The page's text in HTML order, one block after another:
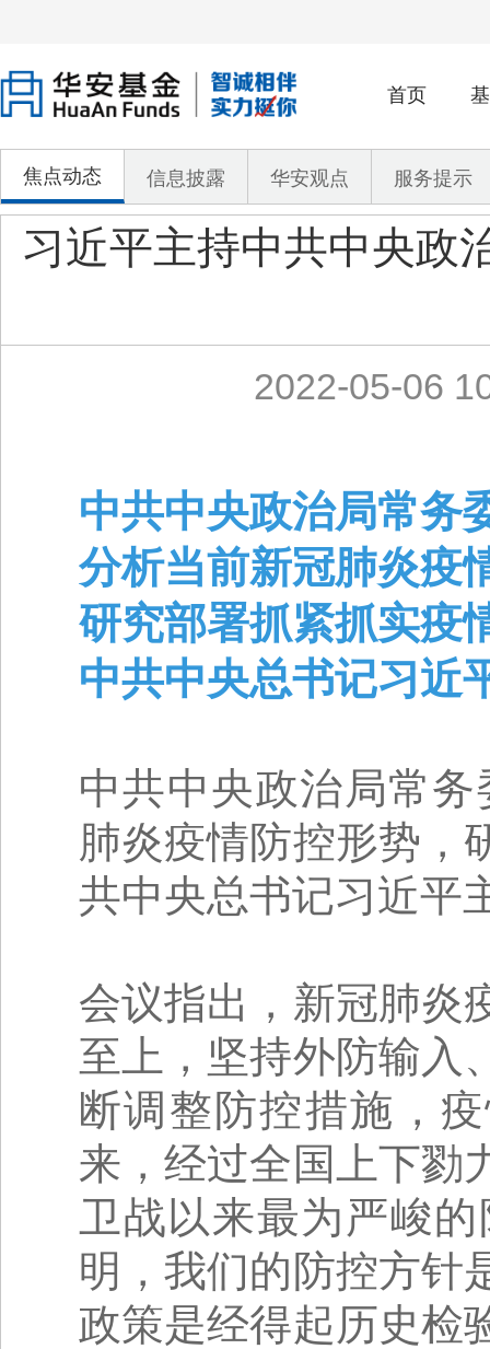
首页
焦点动态 信息披露 华安观点 服务提示
习近平主持中共中央政
2022-05-06
中共中央政治局常务
分析当前新冠肺炎疫
研究部署抓紧抓实疫
中共中央总书记习近
中共中央政治局常
肺炎疫情防控形势，
共中央总书记习近平
会议指出，新冠肺炎
至上，坚持外防输入
断调整防控措施，
来，经过全国上下勠
卫战以来最为严峻
明，我们的防控方针
政策是经得起历史检